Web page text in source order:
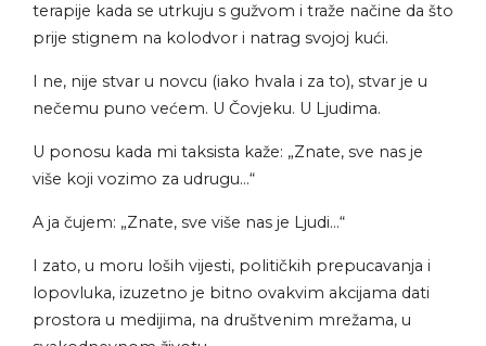
terapije kada se utrkuju s gužvom i traže načine da što
prije stignem na kolodvor i natrag svojoj kući.
I ne, nije stvar u novcu (iako hvala i za to), stvar je u
nečemu puno većem. U Čovjeku. U Ljudima.
U ponosu kada mi taksista kaže: „Znate, sve nas je
više koji vozimo za udrugu…“
A ja čujem: „Znate, sve više nas je Ljudi…“
I zato, u moru loših vijesti, političkih prepucavanja i
lopovluka, izuzetno je bitno ovakvim akcijama dati
prostora u medijima, na društvenim mrežama, u